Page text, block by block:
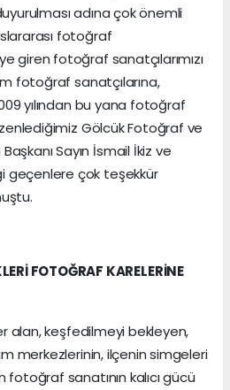
adına çok önemli
fotoğraf
giren fotoğraf sanatçılarımızı
fotoğraf sanatçılarına,
yılından bu yana fotoğraf
Gölcük Fotoğraf ve
Sayın İsmail İkiz ve
geçenlere çok teşekkür
FOTOĞRAF KARELERİNE
alan, keşfedilmeyi bekleyen,
merkezlerinin, ilçenin simgeleri
sanatının kalıcı gücü